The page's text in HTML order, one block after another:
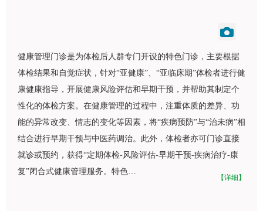
健康管理门诊是为体检后人群专门开设的特色门诊，主要根据
体检结果和自觉症状，针对“亚健康”、“亚临床期”体检者进行健
康健康指导，开展健康风险评估和早期干预，并帮助其制定个
性化的体检方案。在健康管理的过程中，注重体质的差异、功
能的异常改变、情志的变化等因素，将“疾病预防”与“治未病”相
结合进行早期干预与中医药调治。此外，体检者亦可门诊直接
就诊或预约，获得“定期体检-风险评估-早期干预-疾病治疗-康
复”闭合式健康管理服务。特色…
【详细】